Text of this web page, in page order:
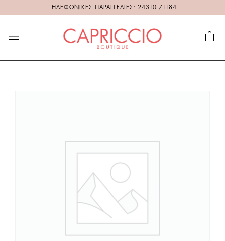
ΤΗΛΕΦΩΝΙΚΕΣ ΠΑΡΑΓΓΕΛΙΕΣ: 24310 71184